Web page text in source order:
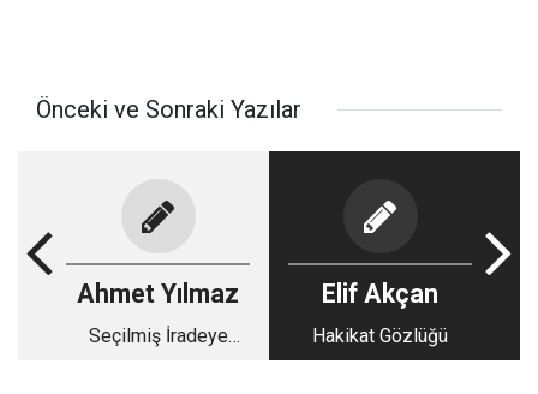
Önceki ve Sonraki Yazılar
Ahmet Yılmaz
Seçilmiş İradeye
Elif Akçan
Hakikat Gözlüğü